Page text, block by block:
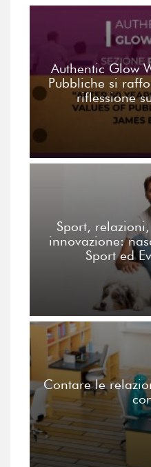
Authentic Glow
Pubbliche si
riflessione
Sport,
innovazione:
Sport ed
Contare le